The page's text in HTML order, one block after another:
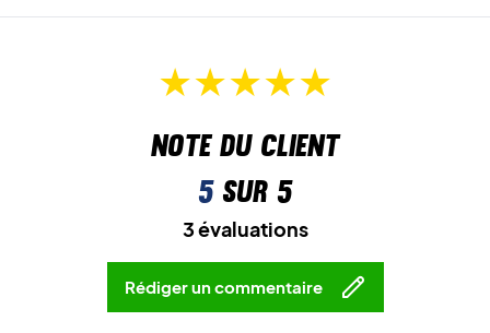
Note du client
5sur 5
3 évaluations
Rédiger un commentaire